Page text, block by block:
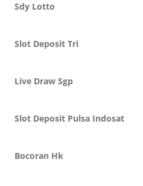
Sdy Lotto
Slot Deposit Tri
Live Draw Sgp
Slot Deposit Pulsa Indosat
Bocoran Hk